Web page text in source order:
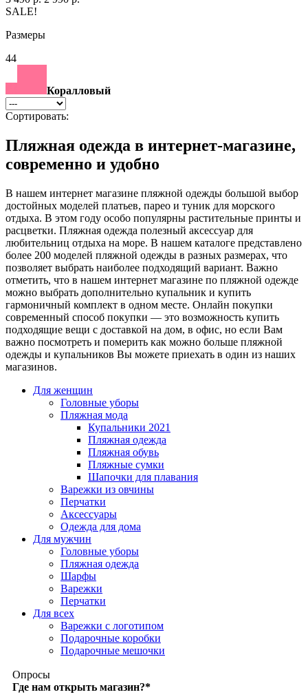
SALE!
Размеры
44
Коралловый
Сортировать:
Пляжная одежда в интернет-магазине,
современно и удобно
В нашем интернет магазине пляжной одежды большой выбор
достойных моделей платьев, парео и туник для морского
отдыха. В этом году особо популярны растительные принты и
расцветки. Пляжная одежда полезный аксессуар для
любительниц отдыха на море. В нашем каталоге представлено
более 200 моделей пляжной одежды в разных размерах, что
позволяет выбрать наиболее подходящий вариант. Важно
отметить, что в нашем интернет магазине по пляжной одежде
можно выбрать дополнительно купальник и купить
гармоничный комплект в одном месте. Онлайн покупки
современный способ покупки — это возможность купить
подходящие вещи с доставкой на дом, в офис, но если Вам
важно посмотреть и померить как можно больше пляжной
одежды и купальников Вы можете приехать в один из наших
магазинов.
Для женщин
Головные уборы
Пляжная мода
Купальники 2021
Пляжная одежда
Пляжная обувь
Пляжные сумки
Шапочки для плавания
Варежки из овчины
Перчатки
Аксессуары
Одежда для дома
Для мужчин
Головные уборы
Пляжная одежда
Шарфы
Варежки
Перчатки
Для всех
Варежки с логотипом
Подарочные коробки
Подарочные мешочки
Опросы
Где нам открыть магазин?*